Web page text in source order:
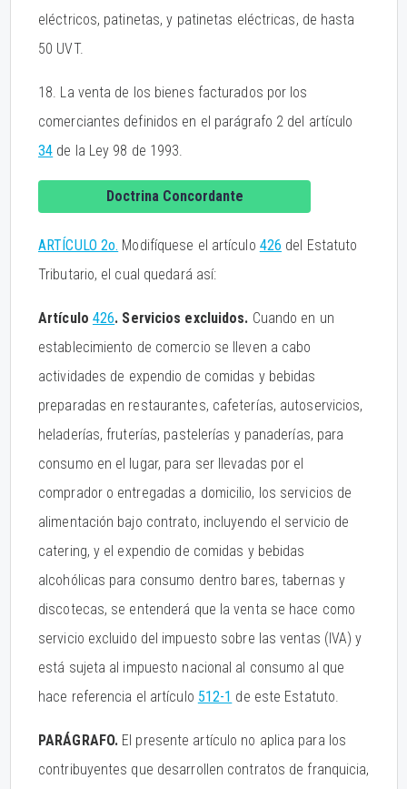
eléctricos, patinetas, y patinetas eléctricas, de hasta
50 UVT.
18. La venta de los bienes facturados por los
comerciantes definidos en el parágrafo 2 del artículo
34 de la Ley 98 de 1993.
Doctrina Concordante
ARTÍCULO 2o. Modifíquese el artículo 426 del Estatuto
Tributario, el cual quedará así:
Artículo 426. Servicios excluidos. Cuando en un
establecimiento de comercio se lleven a cabo
actividades de expendio de comidas y bebidas
preparadas en restaurantes, cafeterías, autoservicios,
heladerías, fruterías, pastelerías y panaderías, para
consumo en el lugar, para ser llevadas por el
comprador o entregadas a domicilio, los servicios de
alimentación bajo contrato, incluyendo el servicio de
catering, y el expendio de comidas y bebidas
alcohólicas para consumo dentro bares, tabernas y
discotecas, se entenderá que la venta se hace como
servicio excluido del impuesto sobre las ventas (IVA) y
está sujeta al impuesto nacional al consumo al que
hace referencia el artículo 512-1 de este Estatuto.
PARÁGRAFO. El presente artículo no aplica para los
contribuyentes que desarrollen contratos de franquicia,